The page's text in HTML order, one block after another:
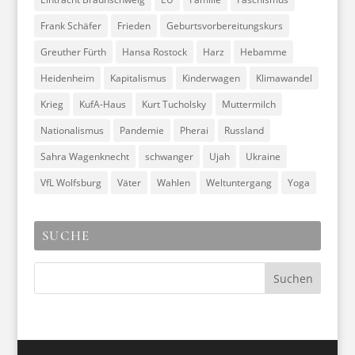
Frank Schäfer
Frieden
Geburtsvorbereitungskurs
Greuther Fürth
Hansa Rostock Harz
Hebamme
Heidenheim
Kapitalismus Kinderwagen
Klimawandel
Krieg
KufA-Haus Kurt Tucholsky
Muttermilch
Nationalismus
Pandemie Pherai
Russland
Sahra Wagenknecht
schwanger Ujah
Ukraine
VfL Wolfsburg
Väter Wahlen Weltuntergang Yoga
SUCHE